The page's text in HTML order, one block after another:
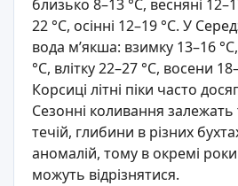
близько 8–13 °C, весняні
22 °C, осінні 12–19 °C. У
вода м’якша: взимку 13–16
°C, влітку 22–27 °C, восени
Корсиці літні піки часто
Сезонні коливання залежать
течій, глибини в різних
аномалій, тому в окремі
можуть відрізнятися.